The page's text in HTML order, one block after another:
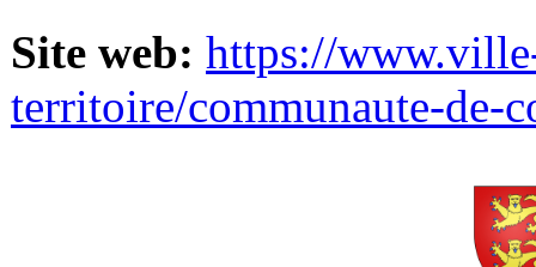
Site web: https://
territoire/communaute-de-